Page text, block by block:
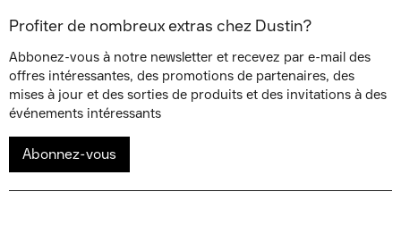
Profiter de nombreux extras chez Dustin?
Abbonez-vous à notre newsletter et recevez par e-mail des
offres intéressantes, des promotions de partenaires, des
mises à jour et des sorties de produits et des invitations à des
événements intéressants
Abonnez-vous